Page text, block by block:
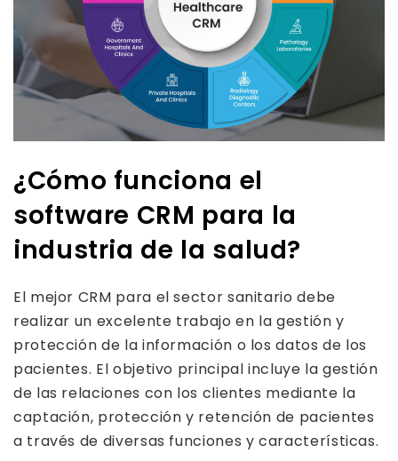
¿Cómo funciona el
software CRM para la
industria de la salud?
El mejor CRM para el sector sanitario debe
realizar un excelente trabajo en la gestión y
protección de la información o los datos de los
pacientes. El objetivo principal incluye la gestión
de las relaciones con los clientes mediante la
captación, protección y retención de pacientes
a través de diversas funciones y características.